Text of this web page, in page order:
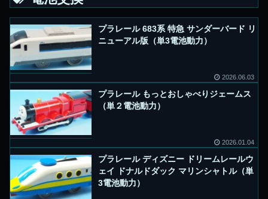
プラレール 683系 特急 サンダーバード リ
ニューアル版（単3電池動力）
2026.06.03
プラレール もっとおしゃべりジェームス
（単２電池動力）
2026.01.04
プラレール ディズニー ドリームレールウ
ェイ ドナルドダック マリンシャトル（単
3電池動力）